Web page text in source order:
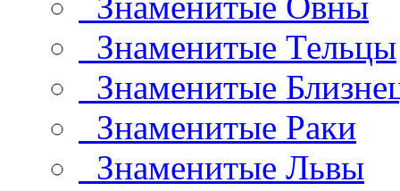
Знаменитые Тельцы
Знаменитые
Знаменитые Раки
Знаменитые Львы